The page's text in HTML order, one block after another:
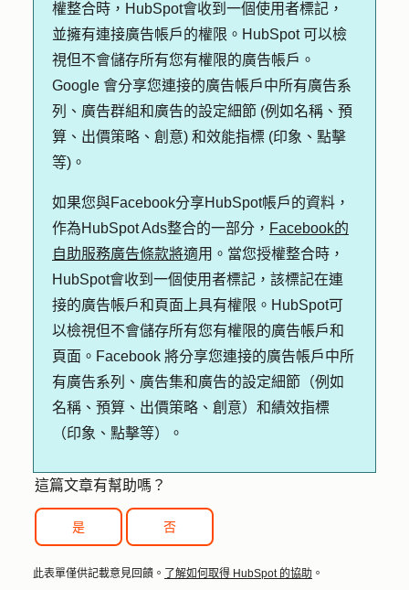
權整合時，HubSpot會收到一個使用者標記，
並擁有連接廣告帳戶的權限。HubSpot 可以檢
視但不會儲存所有您有權限的廣告帳戶。
Google 會分享您連接的廣告帳戶中所有廣告系
列、廣告群組和廣告的設定細節 (例如名稱、預
算、出價策略、創意) 和效能指標 (印象、點擊
等)。
如果您與Facebook分享HubSpot帳戶的資料，
作為HubSpot Ads整合的一部分， Facebook的
自助服務廣告條款將適用。當您授權整合時，
HubSpot會收到一個使用者標記，該標記在連
接的廣告帳戶和頁面上具有權限。HubSpot可
以檢視但不會儲存所有您有權限的廣告帳戶和
頁面。Facebook 將分享您連接的廣告帳戶中所
有廣告系列、廣告集和廣告的設定細節（例如
名稱、預算、出價策略、創意）和績效指標
（印象、點擊等）。
這篇文章有幫助嗎？
是 否
此表單僅供記載意見回饋。 了解如何取得 HubSpot 的協助 。